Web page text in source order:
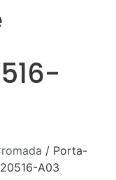
/ Porta-
A03